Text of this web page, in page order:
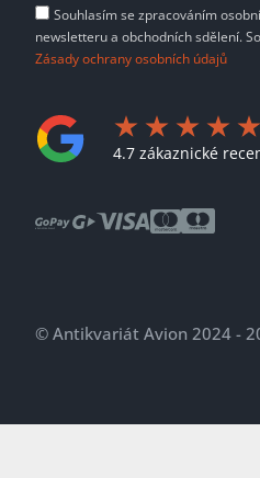
Souhlasím se zpracováním
newsletteru a obchodních sdělení.
Zásady ochrany osobních údajů
4.7 zákaznické
© Antikvariát Avion 2024 -